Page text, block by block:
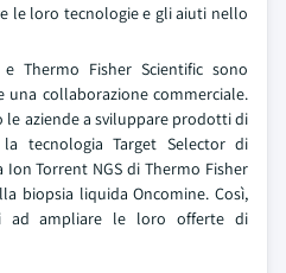
le loro tecnologie e gli aiuti nello
Thermo Fisher Scientific sono
collaborazione commerciale.
le aziende a sviluppare prodotti di
tecnologia Target Selector di
Torrent NGS di Thermo Fisher
biopsia liquida Oncomine. Così,
ad ampliare le loro offerte di